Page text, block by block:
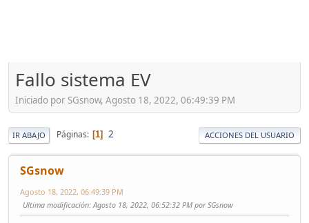
Fallo sistema EV
Iniciado por SGsnow, Agosto 18, 2022, 06:49:39 PM
IR ABAJO Páginas 1 2 ACCIONES DEL USUARIO
SGsnow
Agosto 18, 2022, 06:49:39 PM
Ultima modificación: Agosto 18, 2022, 06:52:32 PM por SGsnow